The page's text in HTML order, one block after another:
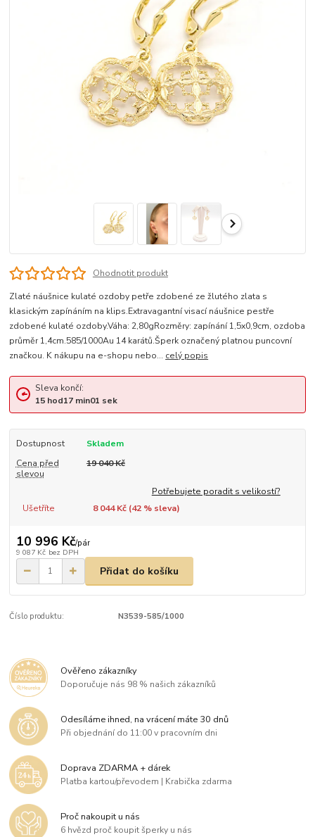
Ohodnotit produkt
Zlaté náušnice kulaté ozdoby petře zdobené ze žlutého zlata s
klasickým zapínáním na klips.Extravagantní visací náušnice pestře
zdobené kulaté ozdoby.Váha: 2,80gRozměry: zapínání 1,5x0,9cm, ozdoba
průměr 1,4cm.585/1000Au 14 karátů.Šperk označený platnou puncovní
značkou. K nákupu na e-shopu nebo... celý popis
Sleva končí:
15hod17min00 sek
Dostupnost
Skladem
Cena před
slevou
19 040 Kč
Potřebujete poradit s velikostí?
Ušetříte
8 044 Kč (42% sleva)
10 996 Kč/pár
9 087 Kč bez DPH
Přidat do košíku
Číslo produktu: N3539-585/1000
Ověřeno zákazníky
Doporučuje nás 98 % našich zákazníků
Odesíláme ihned, na vrácení máte 30 dnů
Při objednání do 11:00 v pracovním dni
Doprava ZDARMA + dárek
Platba kartou/převodem | Krabička zdarma
Proč nakoupit u nás
6 hvězd proč koupit šperky u nás